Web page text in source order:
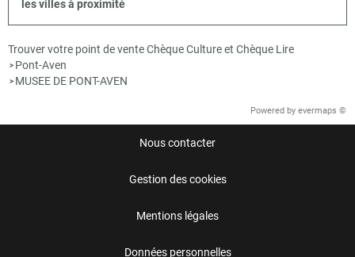
les villes à proximité
Trouver votre point de vente Chèque Culture et Chèque Lire
> Pont-Aven
> MUSEE DE PONT-AVEN
Powered by evermaps ©
Nous contacter
Gestion des cookies
Mentions légales
Données personnelles